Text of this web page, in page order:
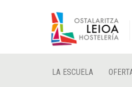
LA ESCUELA